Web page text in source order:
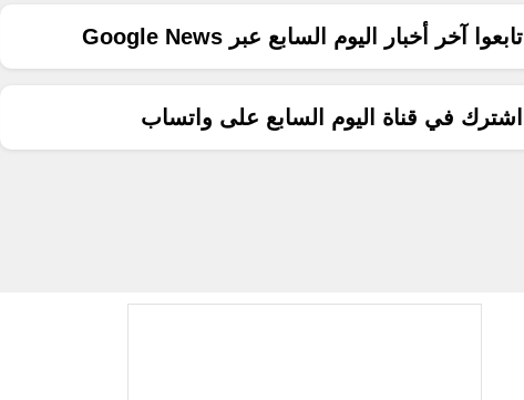
تابعوا آخر أخبار اليوم السابع عبر Google News
اشترك في قناة اليوم السابع على واتساب